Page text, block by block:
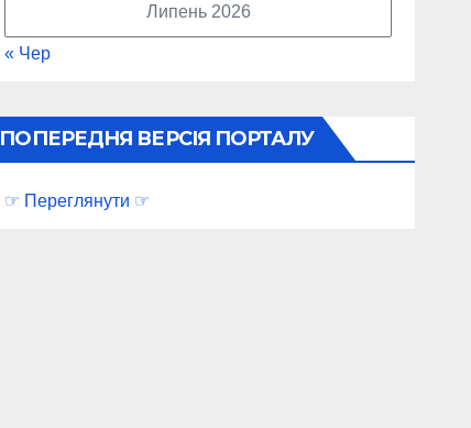
Липень 2026
« Чер
ПОПЕРЕДНЯ ВЕРСІЯ ПОРТАЛУ
☞ Переглянути ☞